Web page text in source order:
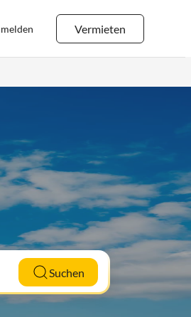
Vermieten
Suchen